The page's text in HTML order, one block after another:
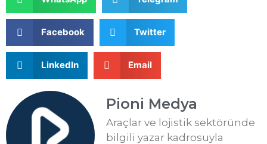
Facebook Twitter
LinkedIn Email
Pioni Medya
Araçlar ve lojistik sektöründe
bilgili yazar kadrosuyla